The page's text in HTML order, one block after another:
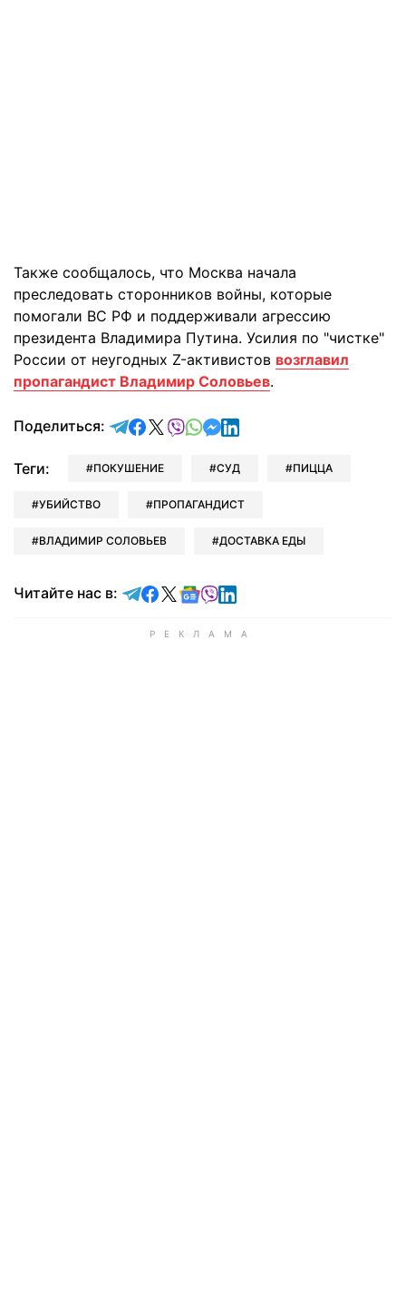
Также сообщалось, что Москва начала
преследовать сторонников войны, которые
помогали ВС РФ и поддерживали агрессию
президента Владимира Путина. Усилия по "чистке"
России от неугодных Z-активистов возглавил
пропагандист Владимир Соловьев.
Поделиться: отправить в Telegram
поделиться в Facebook
поделиться в X
отправить в Viber
отправить в Whatsapp
отправить в Messenger
отправить в LinkedIn
Теги: ПОКУШЕНИЕ СУД ПИЦЦА
УБИЙСТВО ПРОПАГАНДИСТ
ВЛАДИМИР СОЛОВЬЕВ ДОСТАВКА ЕДЫ
Читайте нас в: Читайте в Telegram
Читайте в Facebook
Читайте в X
Читайте в Google news
Читайте в Viber
Читайте в LinkedIn